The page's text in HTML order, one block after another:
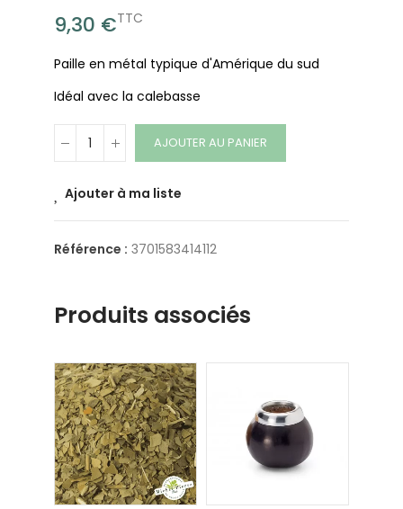
9,30 €TTC
Paille en métal typique d'Amérique du sud
Idéal avec la calebasse
AJOUTER AU PANIER
Ajouter à ma liste
Référence : 3701583414112
Produits associés